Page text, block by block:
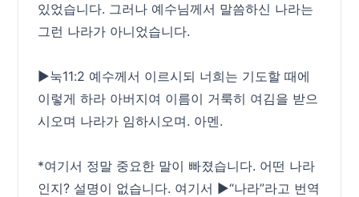
있었습니다. 그러나 예수님께서 말씀하신 나라는
그런 나라가 아니었습니다.
▶눅11:2 예수께서 이르시되 너희는 기도할 때에
이렇게 하라 아버지여 이름이 거룩히 여김을 받으
시오며 나라가 임하시오며. 아멘.
*여기서 정말 중요한 말이 빠졌습니다. 어떤 나라
인지? 설명이 없습니다. 여기서 ▶“나라”라고 번역